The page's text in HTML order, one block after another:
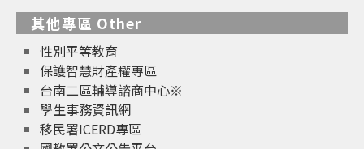
其他專區 Other
性別平等教育
保護智慧財產權專區
台南二區輔導諮商中心※
學生事務資訊網
移民署ICERD專區